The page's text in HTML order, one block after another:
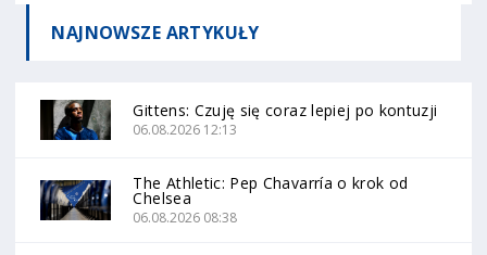
NAJNOWSZE ARTYKUŁY
Gittens: Czuję się coraz lepiej po kontuzji
06.08.2026 12:13
The Athletic: Pep Chavarría o krok od
Chelsea
06.08.2026 08:38